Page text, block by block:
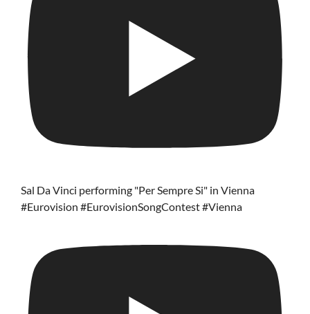
Sal Da Vinci performing "Per Sempre Si" in Vienna
#Eurovision #EurovisionSongContest #Vienna